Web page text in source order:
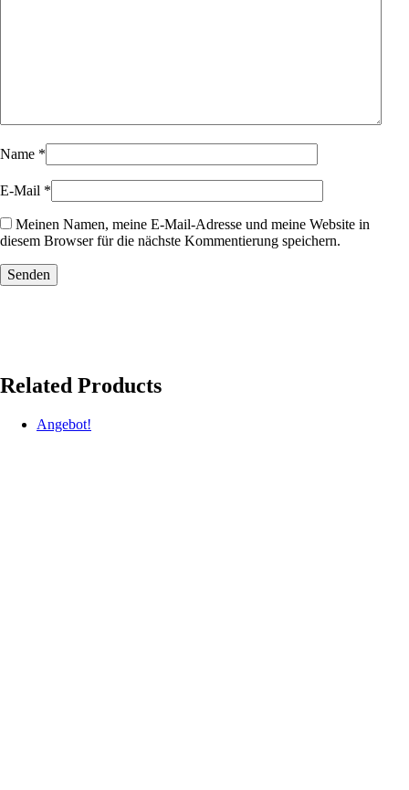
Name *
E-Mail *
Meinen Namen, meine E-Mail-Adresse und meine Website in
diesem Browser für die nächste Kommentierung speichern.
Related Products
Angebot!